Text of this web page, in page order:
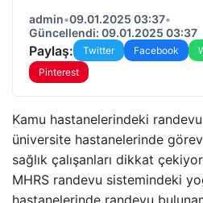
admin•09.01.2025 03:37•
Güncellendi: 09.01.2025 03:37
Paylaş: Twitter Facebook
Pinterest
Kamu hastanelerindeki
üniversite hastanelerinde
sağlık çalışanları dikkat çekiyor.
MHRS randevu sistemindeki
hastanelerinde randevu